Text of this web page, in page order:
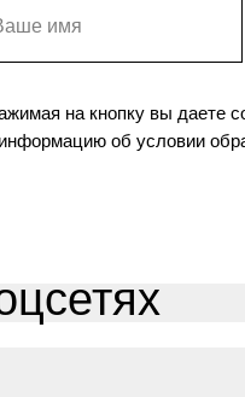
на кнопку вы даете
информацию об условии